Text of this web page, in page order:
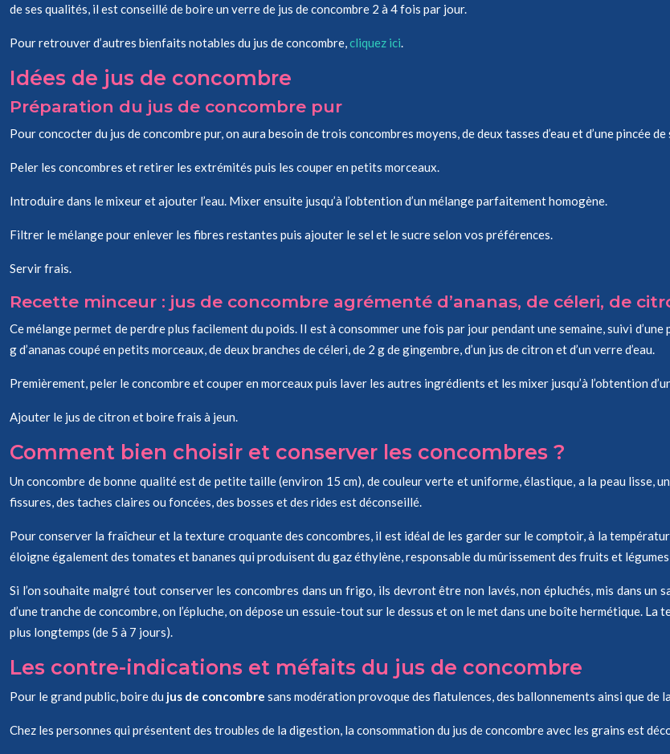
de ses qualités, il est conseillé de boire un verre de jus de concombre 2 à 4 fois par jour.
Pour retrouver d’autres bienfaits notables du jus de concombre,cliquez ici.
Idées de jus de concombre
Préparation du jus de concombre pur
Pour concocter du jus de concombre pur, on aura besoin de trois concombres moyens, de deux tasses d’eau et d’une pincée de
Peler les concombres et retirer les extrémités puis les couper en petits morceaux.
Introduire dans le mixeur et ajouter l’eau. Mixer ensuite jusqu’à l’obtention d’un mélange parfaitement homogène.
Filtrer le mélange pour enlever les fibres restantes puis ajouter le sel et le sucre selon vos préférences.
Servir frais.
Recette minceur : jus de concombre agrémenté d’ananas, de céleri, de
Ce mélange permet de perdre plus facilement du poids. Il est à consommer une fois par jour pendant une semaine, suivi
g d’ananas coupé en petits morceaux, de deux branches de céleri, de 2 g de gingembre, d’un jus de citron et d’un verre d’eau.
Premièrement, peler le concombre et couper en morceaux puis laver les autres ingrédients et les mixer jusqu’à l’obtention
Ajouter le jus de citron et boire frais à jeun.
Comment bien choisir et conserver les concombres ?
Un concombre de bonne qualité est de petite taille (environ 15 cm), de couleur verte et uniforme, élastique, a la peau lisse,
fissures, des taches claires ou foncées, des bosses et des rides est déconseillé.
Pour conserver la fraîcheur et la texture croquante des concombres, il est idéal de les garder sur le comptoir, à la
éloigne également des tomates et bananes qui produisent du gaz éthylène, responsable du mûrissement des fruits et
Si l’on souhaite malgré tout conserver les concombres dans un frigo, ils devront être non lavés, non épluchés, mis dans un
d’une tranche de concombre, on l’épluche, on dépose un essuie-tout sur le dessus et on le met dans une boîte hermétique.
plus longtemps (de 5 à 7 jours).
Les contre-indications et méfaits du jus de concombre
Pour le grand public, boire du jus de concombre sans modération provoque des flatulences, des ballonnements ainsi que de
Chez les personnes qui présentent des troubles de la digestion, la consommation du jus de concombre avec les grains est